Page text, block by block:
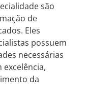
são
de
Eles
possuem
necessárias
excelência,
da